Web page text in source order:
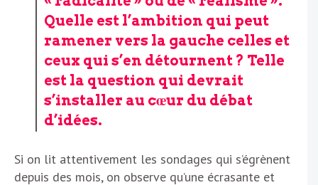
Quelle est l’ambition qui peut
ramener vers la gauche celles et
ceux qui s’en détournent ? Telle
est la question qui devrait
s’installer au cœur du débat
d’idées.
Si on lit attentivement les sondages qui s’égrènent
depuis des mois, on observe qu’une écrasante et